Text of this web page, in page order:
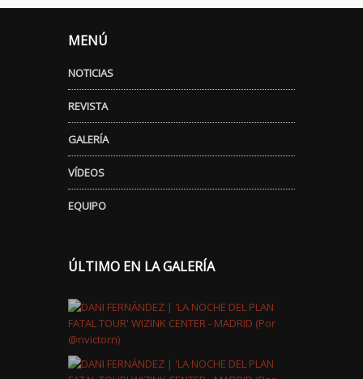
MENÚ
NOTICIAS
REVISTA
GALERÍA
VÍDEOS
EQUIPO
ÚLTIMO EN LA GALERÍA